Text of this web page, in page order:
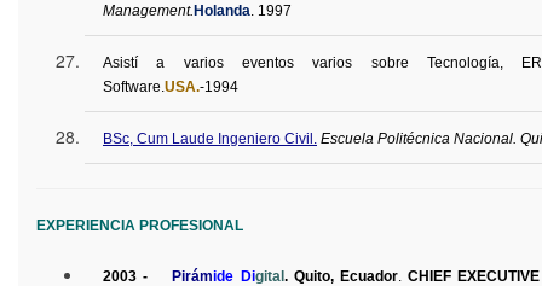
Management.Holanda 1997
Asistí a varios eventos varios sobre Tecnología,
Software. USA.-1994
BSc , Cum Laude Ingeniero Civil. Escuela Politécnica Nacional.
EXPERIENCIA PROFESIONAL
2003 -Pirámide Digital. Quito, Ecuador. CHIEF